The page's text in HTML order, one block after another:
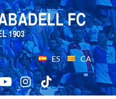
ES CA